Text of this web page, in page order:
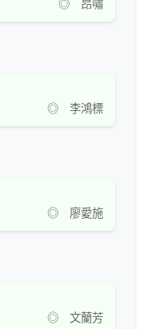
◎ 昂嘯
◎ 李鴻標
◎ 廖愛施
◎ 文蘭芳